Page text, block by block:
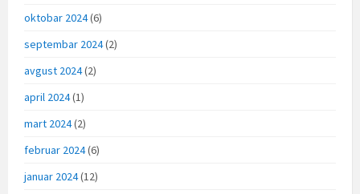
oktobar 2024(6)
septembar 2024(2)
avgust 2024(2)
april 2024(1)
mart 2024(2)
februar 2024(6)
januar 2024(12)